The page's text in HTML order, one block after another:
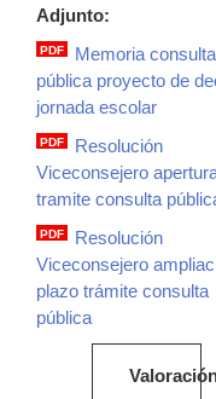
Adjunto:
memoria.pdf
PDF
Memoria consulta
pública proyecto de
jornada escolar
PDF
Resolución
Viceconsejero
tramite consulta
PDF
Resolución
Viceconsejero
plazo trámite consulta
pública